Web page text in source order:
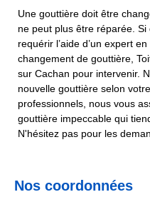
Une gouttière doit être
ne peut plus être réparée. Si
requérir l’aide d’un expert
changement de gouttière,
sur Cachan pour intervenir.
nouvelle gouttière selon
professionnels, nous vous
gouttière impeccable qui
N'hésitez pas pour les
Nos coordonnées